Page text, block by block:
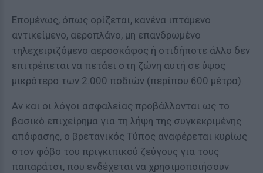
Επομένως, όπως ορίζεται, κανένα ιπτάμενο
αντικείμενο, αεροπλάνο, μη επανδρωμένο
τηλεχειριζόμενο αεροσκάφος ή οτιδήποτε άλλο δεν
επιτρέπεται να πετάει στη ζώνη αυτή σε ύψος
μικρότερο των 2.000 ποδιών (περίπου 600 μέτρα).
Αν και οι λόγοι ασφαλείας προβάλλονται ως το
βασικό επιχείρημα για τη λήψη της συγκεκριμένης
απόφασης, ο βρετανικός Τύπος αναφέρεται κυρίως
στον φόβο του πριγκιπικού ζεύγους για τους
παπαράτσι, που ενδέχεται να χρησιμοποιήσουν